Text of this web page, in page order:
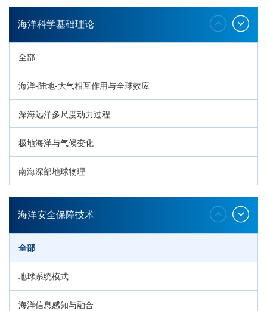
海洋科学基础理论
全部
海洋-陆地-大气相互作用与全球效应
深海远洋多尺度动力过程
极地海洋与气候变化
南海深部地球物理
深海生命与生态过程
海洋安全保障技术
全部
地球系统模式
海洋信息感知与融合